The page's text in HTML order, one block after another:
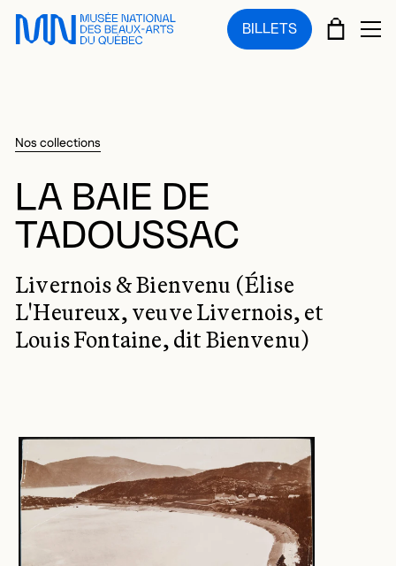
Sauter au menu principal
Sauter au contenu principal
Sauter au pied de page
BILLETS PANIER
Nos collections
LA BAIE DE
TADOUSSAC
Livernois & Bienvenu (Élise
L'Heureux, veuve Livernois, et
Louis Fontaine, dit Bienvenu)